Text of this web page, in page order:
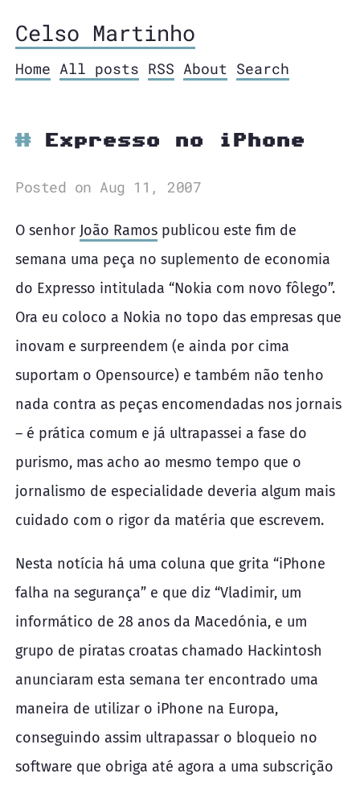
Celso Martinho
Home All posts RSS About Search
Expresso no iPhone
Posted on Aug 11, 2007
O senhor João Ramos publicou este fim de
semana uma peça no suplemento de economia
do Expresso intitulada “Nokia com novo fôlego”.
Ora eu coloco a Nokia no topo das empresas que
inovam e surpreendem (e ainda por cima
suportam o Opensource) e também não tenho
nada contra as peças encomendadas nos jornais
– é prática comum e já ultrapassei a fase do
purismo, mas acho ao mesmo tempo que o
jornalismo de especialidade deveria algum mais
cuidado com o rigor da matéria que escrevem.
Nesta notícia há uma coluna que grita “iPhone
falha na segurança” e que diz “Vladimir, um
informático de 28 anos da Macedónia, e um
grupo de piratas croatas chamado Hackintosh
anunciaram esta semana ter encontrado uma
maneira de utilizar o iPhone na Europa,
conseguindo assim ultrapassar o bloqueio no
software que obriga até agora a uma subscrição